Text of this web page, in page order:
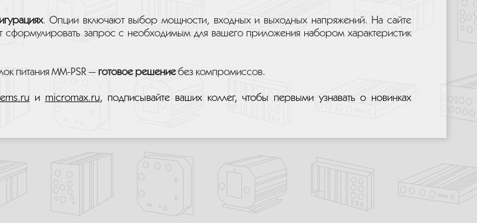
. Опции включают выбор мощности, входных и выходных напряжений. На сайте
сформулировать запрос с необходимым для вашего приложения набором характеристик
питания MM-PSR — готовое решениебез компромиссов.
и micromax.ru, подписывайте ваших коллег, чтобы первыми узнавать о новинках